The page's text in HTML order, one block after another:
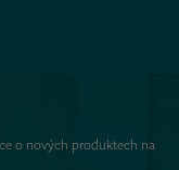
o nových produktech na